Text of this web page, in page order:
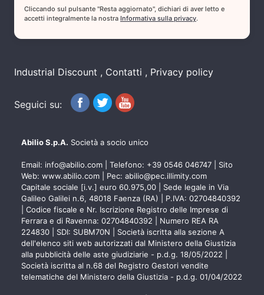
Cliccando sul pulsante "Resta aggiornato", dichiari di aver letto e
accetti integralmente la nostra Informativa sulla privacy.
Industrial Discount Contatti Privacy policy
Seguici su:
Abilio S.p.A. Società a socio unico
Email: info@abilio.com | Telefono: +39 0546 046747 | Sito
Web: www.abilio.com | Pec: abilio@pec.illimity.com
Capitale sociale [i.v.] euro 60.975,00 | Sede legale in Via
Galileo Galilei n.6, 48018 Faenza (RA) | P.IVA: 02704840392
| Codice fiscale e Nr. Iscrizione Registro delle Imprese di
Ferrara e di Ravenna: 02704840392 | Numero REA RA
224830 | SDI: SUBM70N | Società iscritta alla sezione A
dell'elenco siti web autorizzati dal Ministero della Giustizia
alla pubblicità delle aste giudiziarie - p.d.g. 18/05/2022 |
Società iscritta al n.68 del Registro Gestori vendite
telematiche del Ministero della Giustizia - p.d.g. 01/04/2022